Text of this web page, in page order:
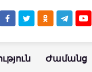
Ժամանց